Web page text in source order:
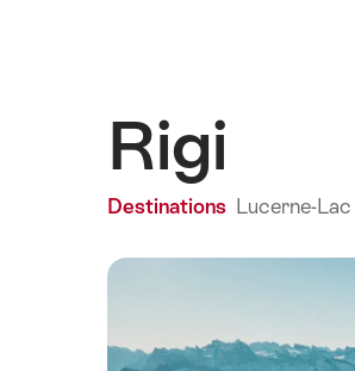
Rigi
Destinations Lucerne-